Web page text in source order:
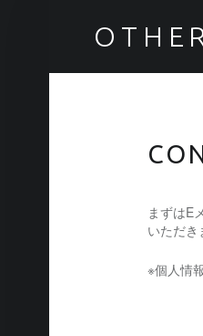
まずはE
いただき
※個人情